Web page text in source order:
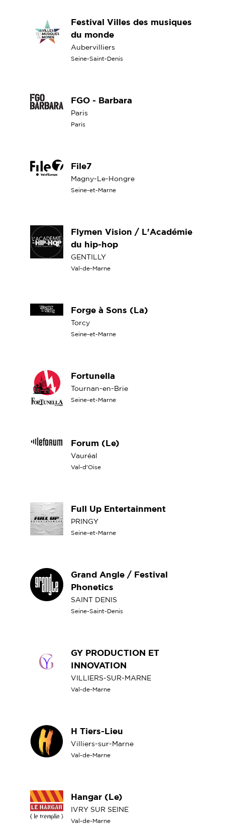
Festival Villes des musiques
du monde
Aubervilliers
Seine-Saint-Denis
FGO - Barbara
Paris
Paris
File7
Magny-Le-Hongre
Seine-et-Marne
Flymen Vision / L'Académie
du hip-hop
GENTILLY
Val-de-Marne
Forge à Sons (La)
Torcy
Seine-et-Marne
Fortunella
Tournan-en-Brie
Seine-et-Marne
Forum (Le)
Vauréal
Val-d'Oise
Full Up Entertainment
PRINGY
Seine-et-Marne
Grand Angle / Festival
Phonetics
SAINT DENIS
Seine-Saint-Denis
GY PRODUCTION ET
INNOVATION
VILLIERS-SUR-MARNE
Val-de-Marne
H Tiers-Lieu
Villiers-sur-Marne
Val-de-Marne
Hangar (Le)
IVRY SUR SEINE
Val-de-Marne